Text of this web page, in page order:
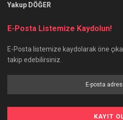
Yakup DÖĞER
E-Posta Listemize Kaydolun!
E-Posta listemize kaydolarak öne
takip edebilirsiniz.